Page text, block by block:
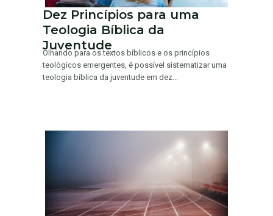
Dez Princípios para uma
Teologia Bíblica da
Juventude
Olhando para os textos bíblicos e os princípios
teológicos emergentes, é possível sistematizar uma
teologia bíblica da juventude em dez...